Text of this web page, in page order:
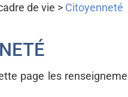
de vie > Citoyenneté
page les